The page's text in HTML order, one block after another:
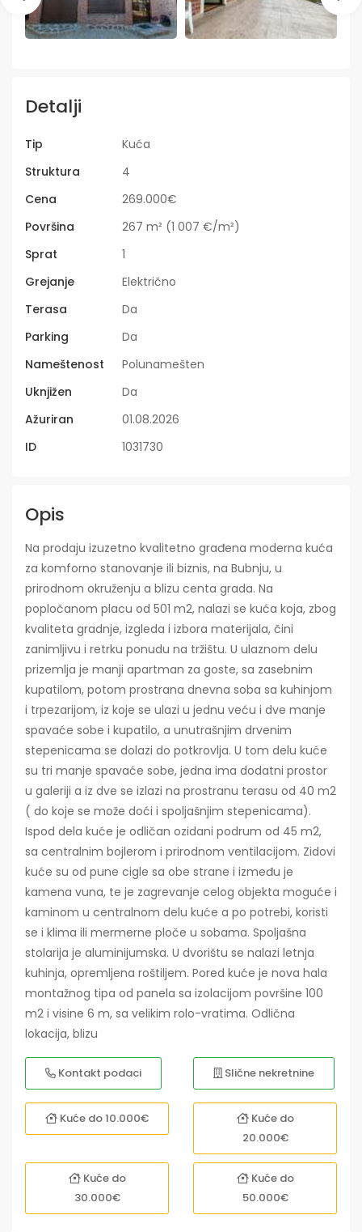
Detalji
Tip
Kuća
Struktura
4
Cena
269.000€
Površina
267 m² (1 007 €/m²)
Sprat
1
Grejanje
Električno
Terasa
Da
Parking
Da
Nameštenost
Polunamešten
Uknjižen
Da
Ažuriran
01.08.2026
ID
1031730
Opis
Na prodaju izuzetno kvalitetno građena moderna kuća
za komforno stanovanje ili biznis, na Bubnju, u
prirodnom okruženju a blizu centa grada. Na
popločanom placu od 501 m2, nalazi se kuća koja, zbog
kvaliteta gradnje, izgleda i izbora materijala, čini
zanimljivu i retrku ponudu na tržištu. U ulaznom delu
prizemlja je manji apartman za goste, sa zasebnim
kupatilom, potom prostrana dnevna soba sa kuhinjom
i trpezarijom, iz koje se ulazi u jednu veću i dve manje
spavaće sobe i kupatilo, a unutrašnjim drvenim
stepenicama se dolazi do potkrovlja. U tom delu kuće
su tri manje spavaće sobe, jedna ima dodatni prostor
u galeriji a iz dve se izlazi na prostranu terasu od 40 m2
( do koje se može doći i spoljašnjim stepenicama).
Ispod dela kuće je odličan ozidani podrum od 45 m2,
sa centralnim bojlerom i prirodnom ventilacijom. Zidovi
kuće su od pune cigle sa obe strane i između je
kamena vuna, te je zagrevanje celog objekta moguće i
kaminom u centralnom delu kuće a po potrebi, koristi
se i klima ili mermerne ploče u sobama. Spoljašna
stolarija je aluminijumska. U dvorištu se nalazi letnja
kuhinja, opremljena roštiljem. Pored kuće je nova hala
montažnog tipa od panela sa izolacijom površine 100
m2 i visine 6 m, sa velikim rolo-vratima. Odlična
lokacija, blizu
Kontakt podaci Slične nekretnine
Kuće do 10.000€
Kuće do
20.000€
Kuće do
30.000€
Kuće do
50.000€